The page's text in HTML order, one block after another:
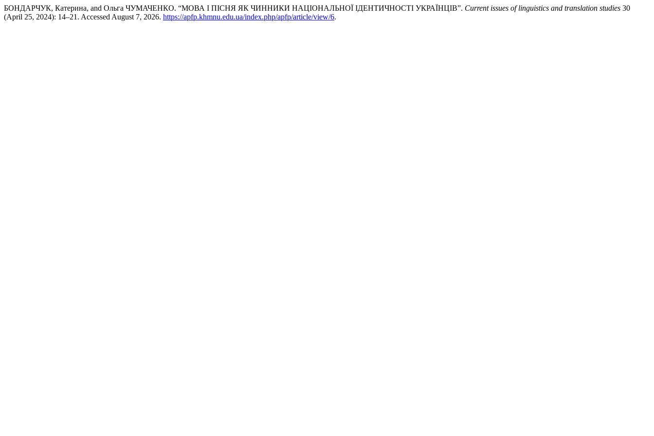
БОНДАРЧУК, Катерина, and Ольга ЧУМАЧЕНКО. “МОВА І ПІСНЯ ЯК ЧИННИКИ НАЦІОНАЛЬНОЇ ІДЕНТИЧНОСТІ УКРАЇНЦІВ”. Current issues of linguistics and translation studies 30
(April 25, 2024): 14–21. Accessed August 7, 2026. https://apfp.khmnu.edu.ua/index.php/apfp/article/view/6.